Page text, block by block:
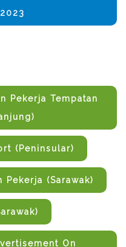
Pekerja Tempatan
(Peninsular)
Pekerja (Sarawak)
On